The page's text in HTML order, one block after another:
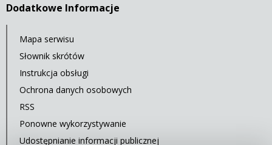
Dodatkowe Informacje
Mapa serwisu
Słownik skrótów
Instrukcja obsługi
Ochrona danych osobowych
RSS
Ponowne wykorzystywanie
Udostępnianie informacji publicznej